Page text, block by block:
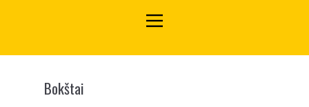
0667 19366
Bokštai